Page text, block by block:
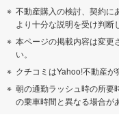
不動産購入の検討、契約に
より十分な説明を受け判断
本ページの掲載内容は変更
い。
クチコミはYahoo!不動産が
朝の通勤ラッシュ時の所要
の乗車時間と異なる場合が